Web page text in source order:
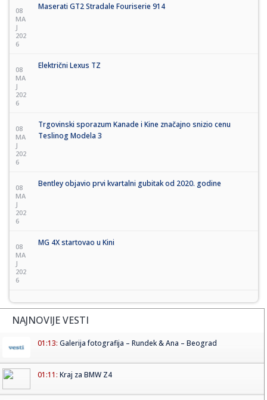
08
MA
J
202
6
Maserati GT2 Stradale Fouriserie 914
08
MA
J
202
6
Električni Lexus TZ
08
MA
J
202
6
Trgovinski sporazum Kanade i Kine značajno snizio cenu
Teslinog Modela 3
08
MA
J
202
6
Bentley objavio prvi kvartalni gubitak od 2020. godine
08
MA
J
202
6
MG 4X startovao u Kini
NAJNOVIJE VESTI
01:13: Galerija fotografija – Rundek & Ana – Beograd
01:11: Kraj za BMW Z4